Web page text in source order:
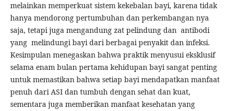
melainkan memperkuat sistem kekebalan bayi, karena tidak
hanya mendorong pertumbuhan dan perkembangan nya
saja, tetapi juga mengandung zat pelindung dan antibodi
yang melindungi bayi dari berbagai penyakit dan infeksi.
Kesimpulan menegaskan bahwa praktik menyusui eksklusif
selama enam bulan pertama kehidupan bayi sangat penting
untuk memastikan bahwa setiap bayi mendapatkan manfaat
penuh dari ASI dan tumbuh dengan sehat dan kuat,
sementara juga memberikan manfaat kesehatan yang